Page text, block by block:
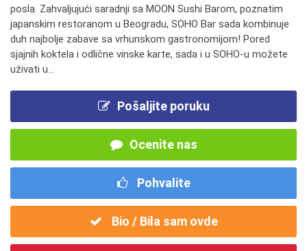
posla. Zahvaljujući saradnji sa MOON Sushi Barom, poznatim
japanskim restoranom u Beogradu, SOHO Bar sada kombinuje
duh najbolje zabave sa vrhunskom gastronomijom! Pored
sjajnih koktela i odlične vinske karte, sada i u SOHO-u možete
uživati u...
Pošaljite poruku
Ocenite nas
Pohvalite
Bio / Bila sam ovde